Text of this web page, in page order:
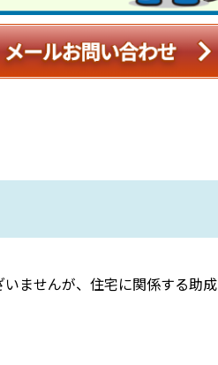
ませんが、住宅に関係する助成